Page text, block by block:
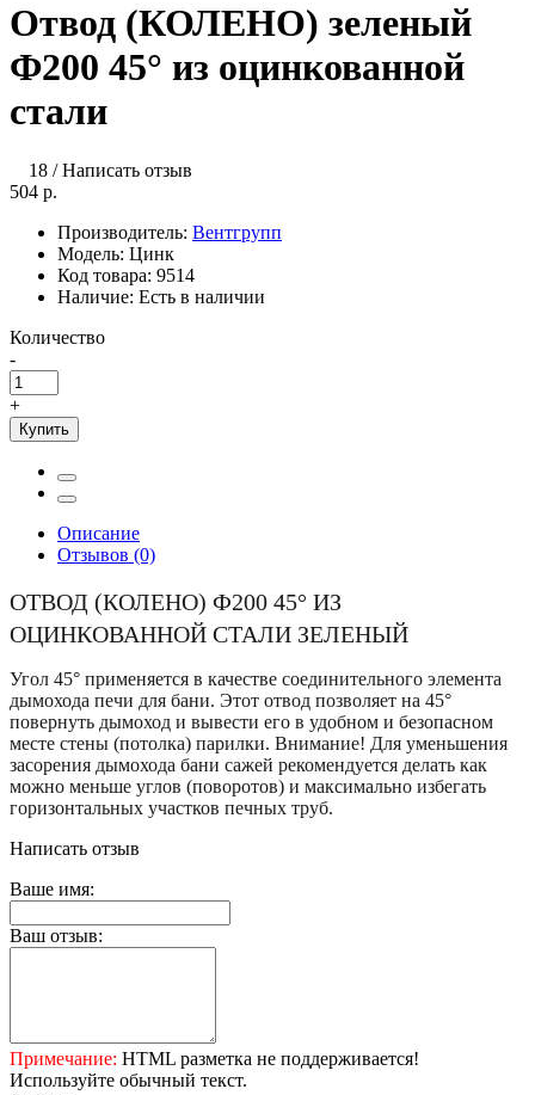
Отвод (КОЛЕНО) зеленый
Ф200 45° из оцинкованной
стали
18 /Написать отзыв
504 р.
Производитель: Вентгрупп
Модель: Цинк
Код товара: 9514
Наличие: Есть в наличии
Количество
-
+
Купить
Описание
Отзывов (0)
ОТВОД (КОЛЕНО) Ф200 45° ИЗ
ОЦИНКОВАННОЙ СТАЛИ ЗЕЛЕНЫЙ
Угол 45° применяется в качестве соединительного элемента
дымохода печи для бани. Этот отвод позволяет на 45°
повернуть дымоход и вывести его в удобном и безопасном
месте стены (потолка) парилки. Внимание! Для уменьшения
засорения дымохода бани сажей рекомендуется делать как
можно меньше углов (поворотов) и максимально избегать
горизонтальных участков печных труб.
Написать отзыв
Ваше имя:
Ваш отзыв:
Примечание: HTML разметка не поддерживается!
Используйте обычный текст.